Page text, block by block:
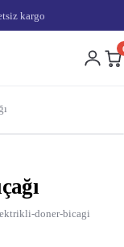
kargo
doner-bicagi